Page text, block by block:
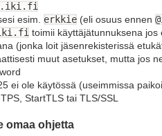
esim. erkkie (eli osuus ennen
toimii käyttäjätunnuksena jos
(jonka loit jäsenrekisterissä
muut asetukset, mutta jos
ei ole käytössä (useimmissa
StartTLS tai TLS/SSL
omaa ohjetta